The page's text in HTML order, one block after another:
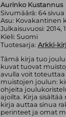
Aurinko Kustannus
Sivumäärä: 64sivua
Asu: Kovakantinen
Julkaisuvuosi: 2014,
Kieli: Suomi
Tuotesarja: Arkki-
Tämä kirja tuo
kuvat tuovat
avulla voit
muistojen joulun:
ohjeita
ajoilta. Kirja
kirja auttaa sinua
perinteet ja omat